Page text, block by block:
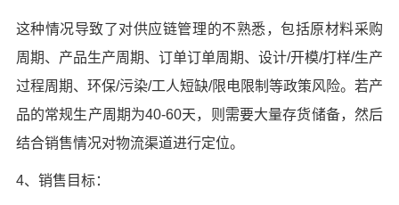
这种情况导致了对供应链管理的不熟悉，包括原材料采购
周期、产品生产周期、订单订单周期、设计/开模/打样/生产
过程周期、环保/污染/工人短缺/限电限制等政策风险。若产
品的常规生产周期为40-60天，则需要大量存货储备，然后
结合销售情况对物流渠道进行定位。
4、销售目标：